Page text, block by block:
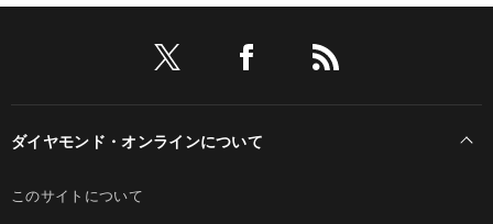
ダイヤモンド・オンラインについて
このサイトについて